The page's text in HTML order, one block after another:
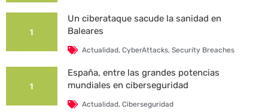
1
Un ciberataque sacude la sanidad en
Baleares
Actualidad, CyberAttacks, Security Breaches
1
España, entre las grandes potencias
mundiales en ciberseguridad
Actualidad, Ciberseguridad